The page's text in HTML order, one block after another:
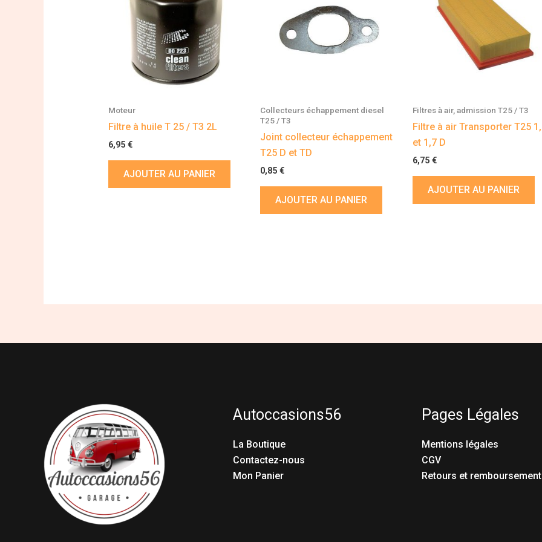
Moteur
Filtre à huile T 25 / T3 2L
6,95 €
AJOUTER AU PANIER
Collecteurs échappement diesel
T25 / T3
Joint collecteur échappement
T25 D et TD
0,85€
AJOUTER AU PANIER
Filtres à air, admission T25 / T3
Filtre à air Transporter T25
et 1,7 D
6,75 €
AJOUTER AU PANIER
Autoccasions56
La Boutique
Contactez-nous
Mon Panier
Pages Légales
Mentions légales
CGV
Retours et